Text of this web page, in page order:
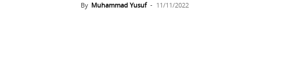
By Muhammad Yusuf - 11/11/2022